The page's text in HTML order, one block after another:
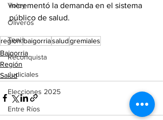
Voley
Oliveros
Tenis
Reconquista
Judiciales
Elecciones 2025
Entre Ríos
incrementó la demanda en el sistema
público de salud.
region.baigorriasaludgremiales
Baigorria
Región
Salud